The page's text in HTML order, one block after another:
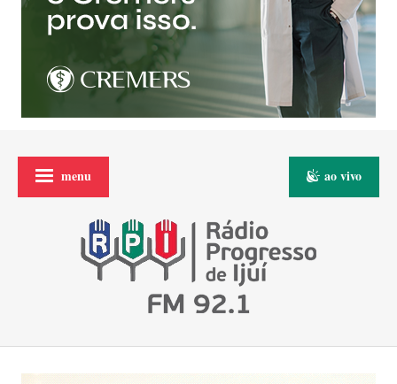
menu ao vivo